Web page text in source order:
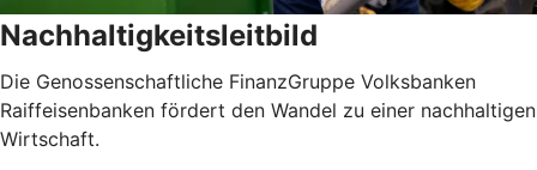
Nachhaltigkeitsleitbild
Die Genossenschaftliche FinanzGruppe Volksbanken
Raiffeisenbanken fördert den Wandel zu einer nachhaltigen
Wirtschaft.